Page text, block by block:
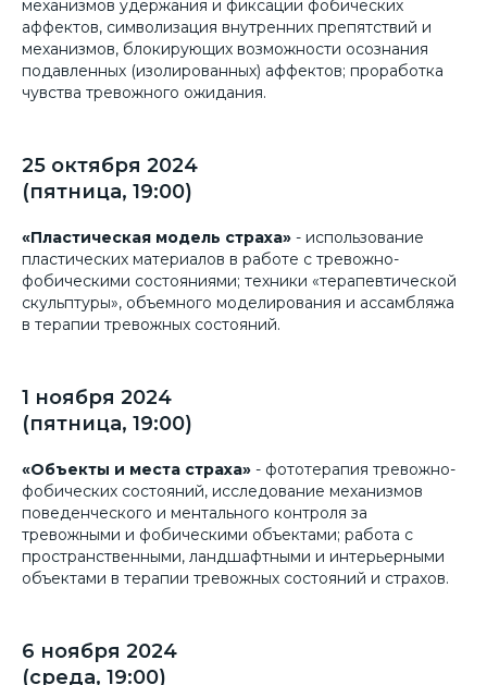
механизмов удержания и фиксации фобических
аффектов, символизация внутренних препятствий и
механизмов, блокирующих возможности осознания
подавленных (изолированных) аффектов; проработка
чувства тревожного ожидания.
25 октября 2024
(пятница, 19:00)
«Пластическая модель страха» - использование
пластических материалов в работе с тревожно-
фобическими состояниями; техники «терапевтической
скульптуры», объемного моделирования и ассамбляжа
в терапии тревожных состояний.
1 ноября 2024
(пятница, 19:00)
«Объекты и места страха» - фототерапия тревожно-
фобических состояний, исследование механизмов
поведенческого и ментального контроля за
тревожными и фобическими объектами; работа с
пространственными, ландшафтными и интерьерными
объектами в терапии тревожных состояний и страхов.
6 ноября 2024
(среда, 19:00)